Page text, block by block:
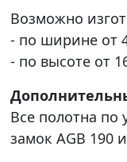
Возможно
- по ширине от
- по высоте от
Все полотна по
замок AGB 190